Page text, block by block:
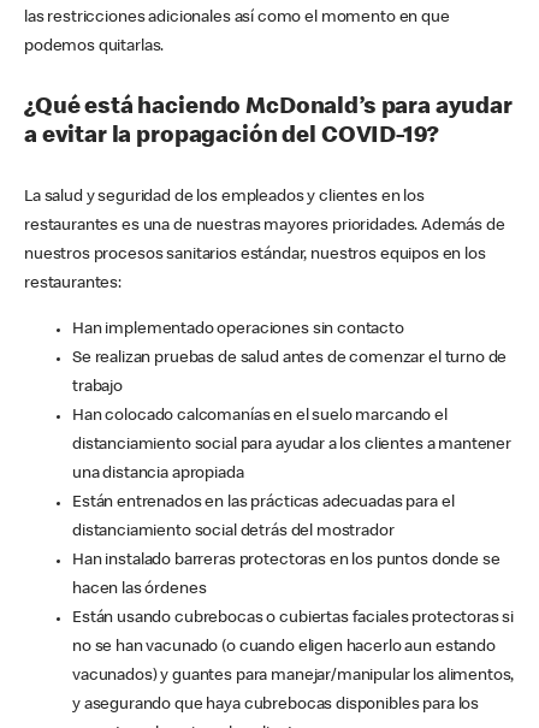
las restricciones adicionales así como el momento en que
podemos quitarlas.
¿Qué está haciendo McDonald’s para ayudar
a evitar la propagación del COVID-19?
La salud y seguridad de los empleados y clientes en los
restaurantes es una de nuestras mayores prioridades. Además de
nuestros procesos sanitarios estándar, nuestros equipos en los
restaurantes:
Han implementado operaciones sin contacto
Se realizan pruebas de salud antes de comenzar el turno de
trabajo
Han colocado calcomanías en el suelo marcando el
distanciamiento social para ayudar a los clientes a mantener
una distancia apropiada
Están entrenados en las prácticas adecuadas para el
distanciamiento social detrás del mostrador
Han instalado barreras protectoras en los puntos donde se
hacen las órdenes
Están usando cubrebocas o cubiertas faciales protectoras si
no se han vacunado (o cuando eligen hacerlo aun estando
vacunados) y guantes para manejar/manipular los alimentos,
y asegurando que haya cubrebocas disponibles para los